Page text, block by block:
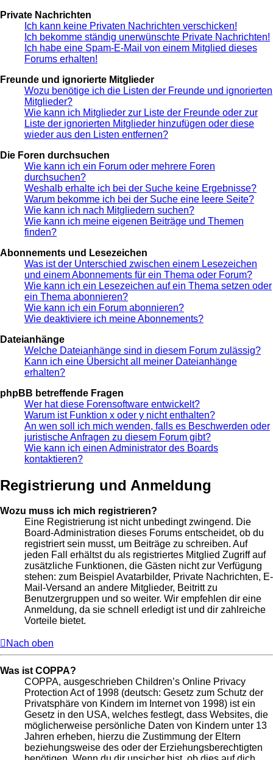
Private Nachrichten
Ich kann keine Privaten Nachrichten verschicken!
Ich bekomme ständig unerwünschte Private Nachrichten!
Ich habe eine Spam-E-Mail von einem Mitglied dieses
Forums erhalten!
Freunde und ignorierte Mitglieder
Wozu benötige ich die Listen der Freunde und ignorierten
Mitglieder?
Wie kann ich Mitglieder zur Liste der Freunde oder zur
Liste der ignorierten Mitglieder hinzufügen oder diese
wieder aus den Listen entfernen?
Die Foren durchsuchen
Wie kann ich ein Forum oder mehrere Foren
durchsuchen?
Weshalb erhalte ich bei der Suche keine Ergebnisse?
Warum bekomme ich bei der Suche eine leere Seite?
Wie kann ich nach Mitgliedern suchen?
Wie kann ich meine eigenen Beiträge und Themen
finden?
Abonnements und Lesezeichen
Was ist der Unterschied zwischen einem Lesezeichen
und einem Abonnements für ein Thema oder Forum?
Wie kann ich ein Lesezeichen auf ein Thema setzen oder
ein Thema abonnieren?
Wie kann ich ein Forum abonnieren?
Wie deaktiviere ich meine Abonnements?
Dateianhänge
Welche Dateianhänge sind in diesem Forum zulässig?
Kann ich eine Übersicht all meiner Dateianhänge
erhalten?
phpBB betreffende Fragen
Wer hat diese Forensoftware entwickelt?
Warum ist Funktion x oder y nicht enthalten?
An wen soll ich mich wenden, falls es Beschwerden oder
juristische Anfragen zu diesem Forum gibt?
Wie kann ich einen Administrator des Boards
kontaktieren?
Registrierung und Anmeldung
Wozu muss ich mich registrieren?
Eine Registrierung ist nicht unbedingt zwingend. Die
Board-Administration dieses Forums entscheidet, ob du
registriert sein musst, um Beiträge zu schreiben. Auf
jeden Fall erhältst du als registriertes Mitglied Zugriff auf
zusätzliche Funktionen, die Gästen nicht zur Verfügung
stehen: zum Beispiel Avatarbilder, Private Nachrichten, E-
Mail-Versand an andere Mitglieder, Beitritt zu
Benutzergruppen und so weiter. Wir empfehlen dir eine
Anmeldung, da sie schnell erledigt ist und dir zahlreiche
Vorteile bietet.
Nach oben
Was ist COPPA?
COPPA, ausgeschrieben Children’s Online Privacy
Protection Act of 1998 (deutsch: Gesetz zum Schutz der
Privatsphäre von Kindern im Internet von 1998) ist ein
Gesetz in den USA, welches festlegt, dass Websites, die
möglicherweise persönliche Daten von Kindern unter 13
Jahren erheben, hierzu die Zustimmung der Eltern
beziehungsweise des oder der Erziehungsberechtigten